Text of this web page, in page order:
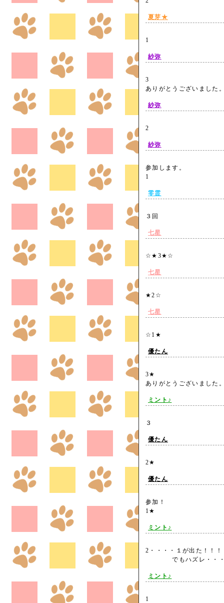
夏芽★
1
紗弥
3
ありがとうございまし
紗弥
2
紗弥
参加します。
1
零霊
３回
七星
☆★3★☆
七星
★2☆
七星
☆1★
優たん
3★
ありがとうございまし
ミント♪
３
優たん
2★
優たん
参加！
1★
ミント♪
2・・・・１が出た！！！
でもハズレ・・
ミント♪
1